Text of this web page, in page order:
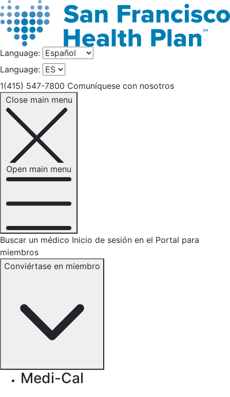
Language:
Language:
1(415) 547-7800 Comuníquese con nosotros
Close main menu
Open main menu
Buscar un médico Inicio de sesión en el Portal para
miembros
Conviértase en miembro
Medi-Cal